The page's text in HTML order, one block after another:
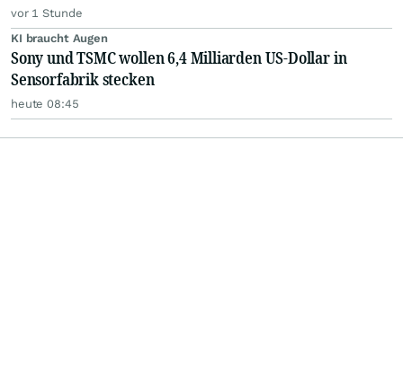
vor 1 Stunde
KI braucht Augen
Sony und TSMC wollen 6,4 Milliarden US-Dollar in
Sensorfabrik stecken
heute 08:45